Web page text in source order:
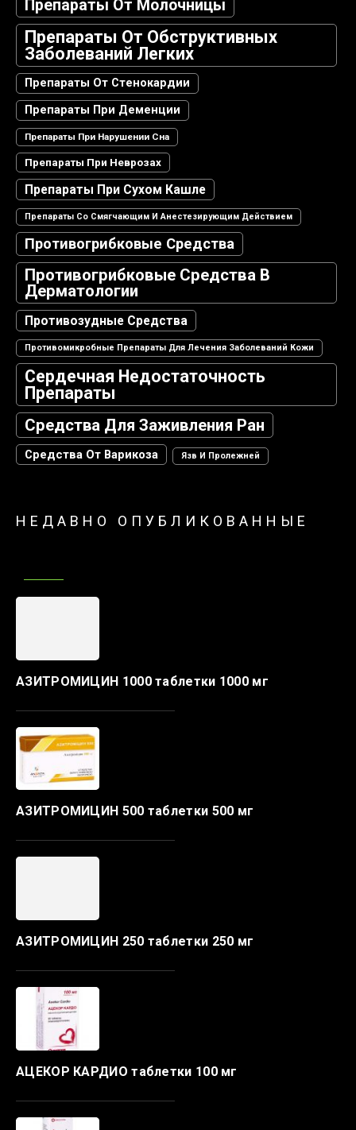
Препараты От Молочницы
Препараты От Обструктивных
Заболеваний Легких
Препараты От Стенокардии
Препараты При Деменции
Препараты При Нарушении Сна
Препараты При Неврозах
Препараты При Сухом Кашле
Препараты Со Смягчающим И Анестезирующим Действием
Противогрибковые Средства
Противогрибковые Средства В
Дерматологии
Противозудные Средства
Противомикробные Препараты Для Лечения Заболеваний Кожи
Сердечная Недостаточность
Препараты
Средства Для Заживления Ран
Средства От Варикоза Язв И Пролежней
НЕДАВНО ОПУБЛИКОВАННЫЕ
АЗИТРОМИЦИН 1000 таблетки 1000 мг
АЗИТРОМИЦИН 500 таблетки 500 мг
АЗИТРОМИЦИН 250 таблетки 250 мг
АЦЕКОР КАРДИО таблетки 100 мг